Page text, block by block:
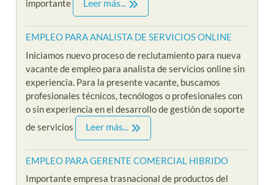
importante Leer más...
EMPLEO PARA ANALISTA DE SERVICIOS ONLINE
Iniciamos nuevo proceso de reclutamiento para nueva
vacante de empleo para analista de servicios online sin
experiencia. Para la presente vacante, buscamos
profesionales técnicos, tecnólogos o profesionales con
o sin experiencia en el desarrollo de gestión de soporte
de servicios
Leer más...
EMPLEO PARA GERENTE COMERCIAL HIBRIDO
Importante empresa trasnacional de productos del